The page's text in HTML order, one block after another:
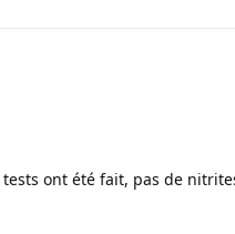
ont été fait, pas de